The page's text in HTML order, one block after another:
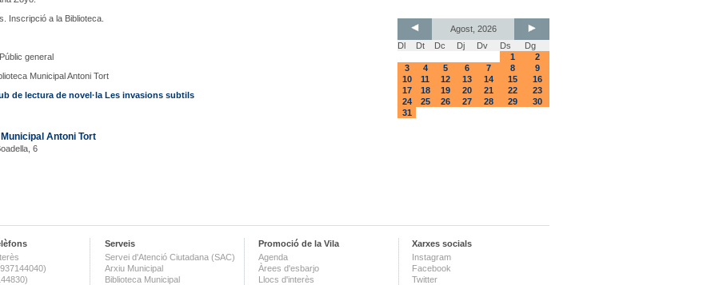
Inscripció a la Biblioteca.
Públic general
Municipal Antoni Tort
de lectura de novel·la Les invasions subtils
Antoni Tort
6
Agost, 2026
Dl
Dt Dc Dj Dv Ds
Dg
1
2
3
4 5 6 7 8
9
10
11 12 13 14 15
16
17
18 19 20 21 22
23
24
25 26 27 28 29
30
31
Serveis
Servei d'Atenció Ciutadana (SAC)
Arxiu Municipal
Biblioteca Municipal
Promoció de la Vila
Agenda
Àrees d'esbarjo
Llocs d'interès
Xarxes socials
Instagram
Facebook
Twitter